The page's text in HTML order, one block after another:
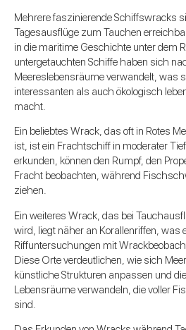
Mehrere faszinierende Schiffswracks
Tagesausflüge zum Tauchen
in die maritime Geschichte unter dem
untergetauchten Schiffe haben sich
Meereslebensräume verwandelt, was
interessanten als auch ökologisch
macht.
Ein beliebtes Wrack, das oft in Rotes
ist, ist ein Frachtschiff in moderater
erkunden, können den Rumpf, den
Fracht beobachten, während
ziehen.
Ein weiteres Wrack, das bei
wird, liegt näher an Korallenriffen, was
Riffuntersuchungen mit
Diese Orte verdeutlichen, wie sich
künstliche Strukturen anpassen und
Lebensräume verwandeln, die voller
sind.